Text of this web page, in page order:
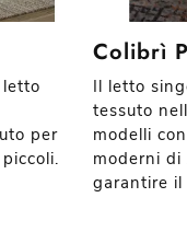
per
Colibrì
Il letto
tessuto
modelli
moderni
garantire il